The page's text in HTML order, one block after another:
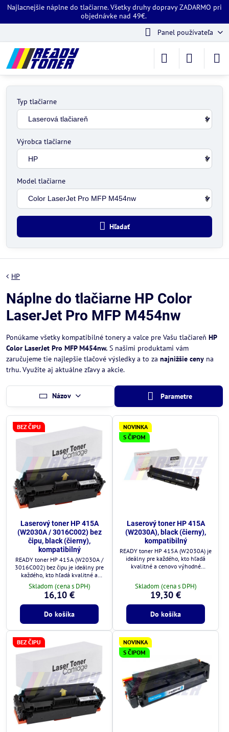
Najlacnejšie náplne do tlačiarne. Všetky druhy dopravy ZADARMO pri
objednávke nad 49€.
Panel používateľa
Typ tlačiarne
Výrobca tlačiarne
Model tlačiarne
Hľadať
HP
Náplne do tlačiarne HP Color
LaserJet Pro MFP M454nw
Ponúkame všetky kompatibilné tonery a valce pre Vašu tlačiareň HP
Color LaserJet Pro MFP M454nw. S našimi produktami vám
zaručujeme tie najlepšie tlačové výsledky a to za najnižšie ceny na
trhu. Využite aj aktuálne zľavy a akcie.
Názov Parametre
BEZ ČIPU
Laserový toner HP 415A
(W2030A / 3016C002) bez
čipu, black (čierny),
kompatibilný
READY toner HP 415A (W2030A /
3016C002) bez čipu je ideálny pre
každého, kto hľadá kvalitné a
cenovo výhodné riešenie.
Skladom (cena s DPH)
16,10 €
Do košíka
NOVINKA
S ČIPOM
Laserový toner HP 415A
(W2030A), black (čierny),
kompatibilný
READY toner HP 415A (W2030A) je
ideálny pre každého, kto hľadá
kvalitné a cenovo výhodné
Skladom (cena s DPH)
19,30 €
Do košíka
BEZ ČIPU
NOVINKA
S ČIPOM